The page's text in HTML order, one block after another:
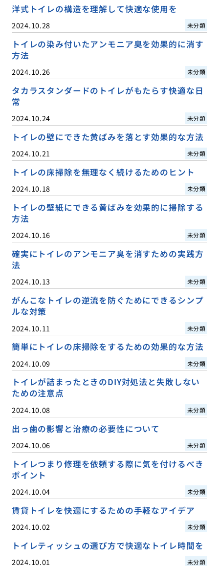
洋式トイレの構造を理解して快適な使用を
2024.10.28 未分類
トイレの染み付いたアンモニア臭を効果的に消す
方法
2024.10.26 未分類
タカラスタンダードのトイレがもたらす快適な日
常
2024.10.24 未分類
トイレの壁にできた黄ばみを落とす効果的な方法
2024.10.21 未分類
トイレの床掃除を無理なく続けるためのヒント
2024.10.18 未分類
トイレの壁紙にできる黄ばみを効果的に掃除する
方法
2024.10.16 未分類
確実にトイレのアンモニア臭を消すための実践方
法
2024.10.13 未分類
がんこなトイレの逆流を防ぐためにできるシンプ
ルな対策
2024.10.11 未分類
簡単にトイレの床掃除をするための効果的な方法
2024.10.09 未分類
トイレが詰まったときのDIY対処法と失敗しない
ための注意点
2024.10.08 未分類
出っ歯の影響と治療の必要性について
2024.10.06 未分類
トイレつまり修理を依頼する際に気を付けるべき
ポイント
2024.10.04 未分類
賃貸トイレを快適にするための手軽なアイデア
2024.10.02 未分類
トイレティッシュの選び方で快適なトイレ時間を
2024.10.01 未分類